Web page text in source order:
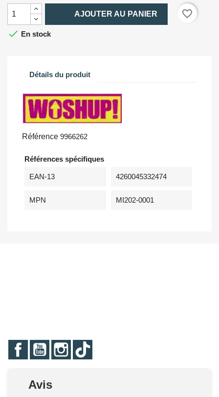
AJOUTER AU PANIER
favorite_border
 En stock
Détails du produit
Référence 9966262
Références spécifiques
EAN-13 4260045332474
MPN MI202-0001
FacebookYouTubeInstagram
Avis